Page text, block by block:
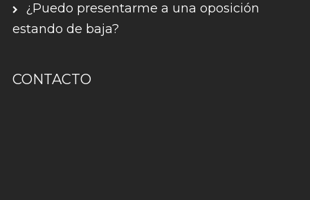
¿Puedo presentarme a una oposición
estando de baja?
CONTACTO